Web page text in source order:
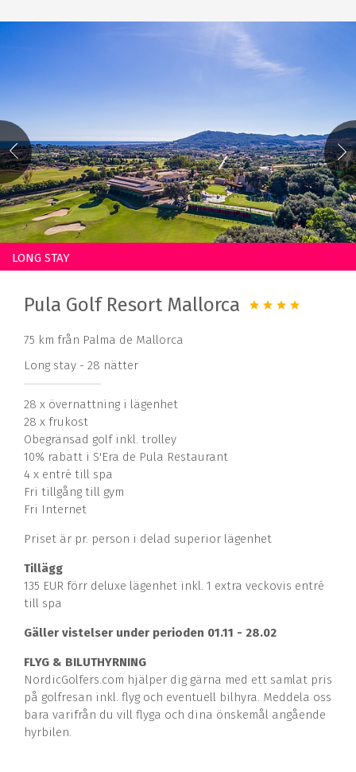
LONG STAY
Pula Golf Resort Mallorca
75 km från Palma de Mallorca
Long stay - 28 nätter
28 x övernattning i lägenhet
28 x frukost
Obegränsad golf inkl. trolley
10% rabatt i S'Era de Pula Restaurant
4 x entré till spa
Fri tillgång till gym
Fri Internet
Priset är pr. person i delad superior lägenhet
Tillägg
135 EUR förr deluxe lägenhet inkl. 1 extra veckovis entré
till spa
Gäller vistelser under perioden 01.11 - 28.02
FLYG & BILUTHYRNING
NordicGolfers.com hjälper dig gärna med ett samlat pris
på golfresan inkl. flyg och eventuell bilhyra. Meddela oss
bara varifrån du vill flyga och dina önskemål angående
hyrbilen.